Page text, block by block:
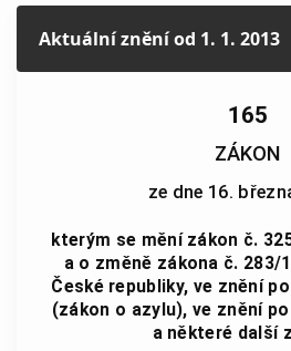
Aktuální zněníod 1. 1. 2013
165
ZÁKON
ze dne 16.
kterým se mění zákon č.
a o změně zákona č. 283/
České republiky, ve znění
(zákon o azylu), ve znění
a některé další